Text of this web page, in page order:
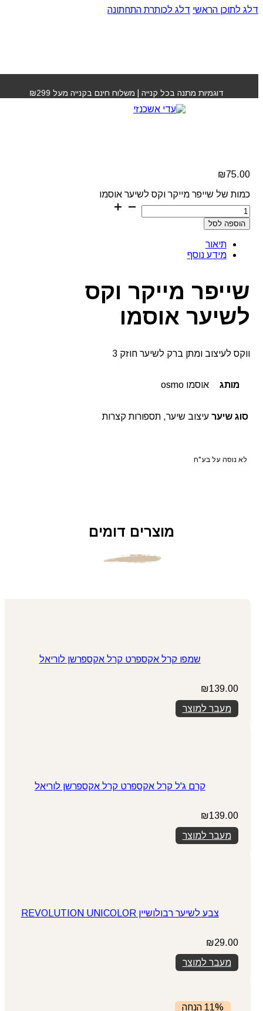
דלג לתוכן הראשי דלג לכותרת התחתונה
דוגמיות מתנה בכל קנייה | משלוח חינם בקנייה מעל ₪299
שייפר מייקר וקס לשיער
₪75.00
כמות של שייפר מייקר וקס לשיער אוסמו
הוספה לסל
תיאור
מידע נוסף
שייפר מייקר וקס
לשיער אוסמו
ווקס לעיצוב ומתן ברק לשיער חוזק 3
מותג אוסמו osmo
סוג שיער עיצוב שיער, תספורות קצרות
לא נוסה על בע"ח
מוצרים דומים
שמפו קרל אקספרט קרל אקספרשן לוריאל
₪139.00
מעבר למוצר
קרם ג'ל קרל אקספרט קרל אקספרשן לוריאל
₪139.00
מעבר למוצר
צבע לשיער רבולושיין REVOLUTION UNICOLOR
₪29.00
מעבר למוצר
11% הנחה